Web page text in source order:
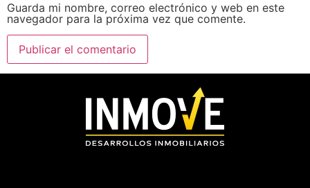
Guarda mi nombre, correo electrónico y web en este
navegador para la próxima vez que comente.